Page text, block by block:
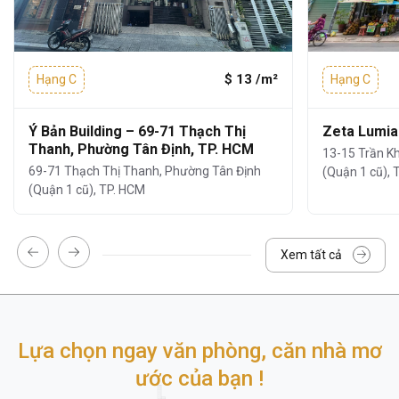
3. TIỆN ÍCH, DỊCH VỤ TOÀ NHÀ
Office 27AB Trần Nhật Duật
cung cấp đầy
đủ hệ thống tiện ích – dịch vụ đảm bảo môi
Hệ thống an ninh – camera 24/7
, giám
sát toàn bộ khu vực
viên và khách hàng để xe
Sảnh lễ tân
gọn gàng, chuyên nghiệp
Thang máy vận hành ổn định, tốc độ
Khu vực gửi xe máy ngay tầng trệt,
thuận tiện cho nhân viên và khách tới giao
Hạng C $ 13 /m²
Ý Bản Building – 69-71 Thạch Thị
Thanh, Phường Tân Định, TP. HCM
69-71 Thạch Thị Thanh, Phường Tân Định
(Quận 1 cũ), TP. HCM
Hạng C
Zeta
13-15 Trần
(Quận 1 cũ),
Xem tất cả
Lựa chọn ngay văn phòng, căn nhà mơ
ước của bạn !